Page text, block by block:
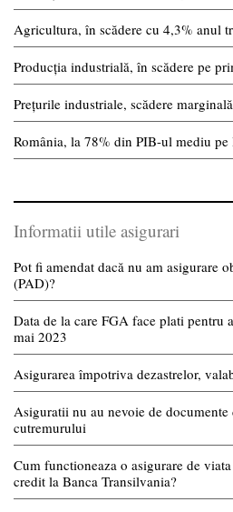
Agricultura, în scădere cu 4,3% anul
Producția industrială, în scădere pe
Prețurile industriale, scădere
România, la 78% din PIB-ul mediu
Informatii utile asigurari
Pot fi amendat dacă nu am asigurare
(PAD)?
Data de la care FGA face plati pentru
mai 2023
Asigurarea împotriva dezastrelor,
Asiguratii nu au nevoie de documente
cutremurului
Cum functioneaza o asigurare de
credit la Banca Transilvania?